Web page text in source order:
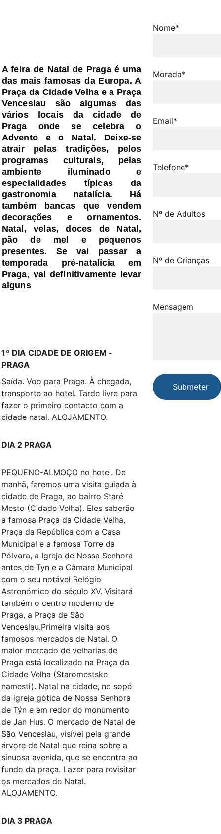
1º DIA CIDADE DE ORIGEM -
PRAGA
Saída. Voo para Praga. À chegada,
transporte ao hotel. Tarde livre para
fazer o primeiro contacto com a
cidade natal. ALOJAMENTO.
DIA 2 PRAGA
PEQUENO-ALMOÇO no hotel. De
manhã, faremos uma visita guiada à
cidade de Praga, ao bairro Staré
Mesto (Cidade Velha). Eles saberão
a famosa Praça da Cidade Velha,
Praça da República com a Casa
Municipal e a famosa Torre da
Pólvora, a Igreja de Nossa Senhora
antes de Tyn e a Câmara Municipal
com o seu notável Relógio
Astronómico do século XV. Visitará
também o centro moderno de
Praga, a Praça de São
Venceslau.Primeira visita aos
famosos mercados de Natal. O
maior mercado de velharias de
Praga está localizado na Praça da
Cidade Velha (Staromestske
namesti). Natal na cidade, no sopé
da igreja gótica de Nossa Senhora
de Týn e em redor do monumento
de Jan Hus. O mercado de Natal de
São Venceslau, visível pela grande
árvore de Natal que reina sobre a
sinuosa avenida, que se encontra ao
fundo da praça. Lazer para revisitar
os mercados de Natal.
ALOJAMENTO.
DIA 3 PRAGA
Nome*
Morada*
Email*
Telefone*
Nº de Adultos
Nº de Crianças
Mensagem
Submeter
A feira de Natal de Praga é uma
das mais famosas da Europa. A
Praça da Cidade Velha e a Praça
Venceslau são algumas das
vários locais da cidade de
Praga onde se celebra o
Advento e o Natal. Deixe-se
atrair pelas tradições, pelos
programas culturais, pelas
ambiente iluminado e
especialidades típicas da
gastronomia natalícia. Há
também bancas que vendem
decorações e ornamentos.
Natal, velas, doces de Natal,
pão de mel e pequenos
presentes. Se vai passar a
temporada pré-natalícia em
Praga, vai definitivamente levar
alguns